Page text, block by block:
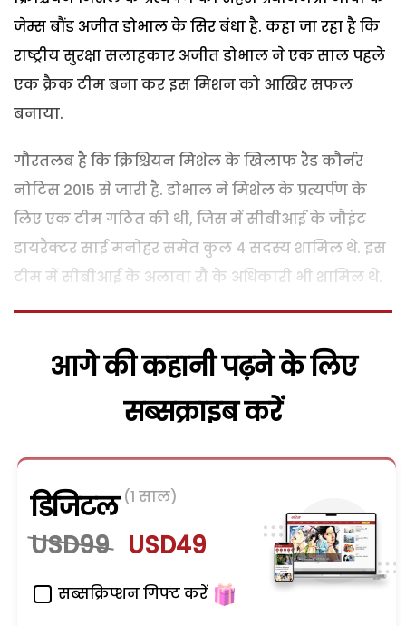
जेम्स बौंड अजीत डोभाल के सिर बंधा है. कहा जा रहा है कि
राष्ट्रीय सुरक्षा सलाहकार अजीत डोभाल ने एक साल पहले
एक क्रैक टीम बना कर इस मिशन को आखिर सफल
बनाया.
गौरतलब है कि क्रिश्चियन मिशेल के खिलाफ रैड कौर्नर
नोटिस 2015 से जारी है. डोभाल ने मिशेल के प्रत्यर्पण के
लिए एक टीम गठित की थी, जिस में सीबीआई के जौइंट
डायरैक्टर साई मनोहर समेत कुल 4 सदस्य शामिल थे. इस
टीम में सीबीआई के अलावा रौ के अधिकारी भी शामिल थे.
आगे की कहानी पढ़ने के लिए
सब्सक्राइब करें
डिजिटल (1 साल)
USD99 USD49
सब्सक्रिप्शन गिफ्ट करें